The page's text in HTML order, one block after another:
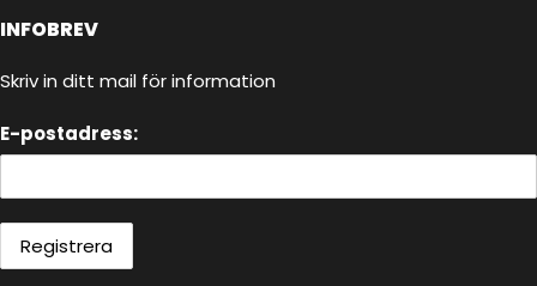
INFOBREV
Skriv in ditt mail för information
E-postadress: